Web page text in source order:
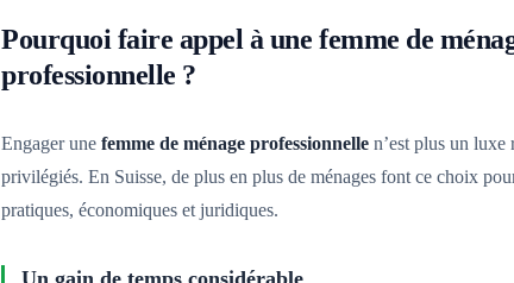
Pourquoi faire appel à une femme de
professionnelle ?
Engager une femme de ménage professionnelle n’est plus un luxe
privilégiés. En Suisse, de plus en plus de ménages font ce choix
pratiques, économiques et juridiques.
Un gain de temps considérable